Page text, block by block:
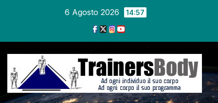
6 Agosto 2026 14:57